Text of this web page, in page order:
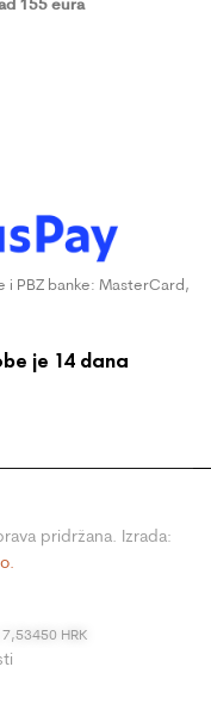
i PBZ banke: MasterCard,
je 14 dana
pridržana. Izrada:
HRK